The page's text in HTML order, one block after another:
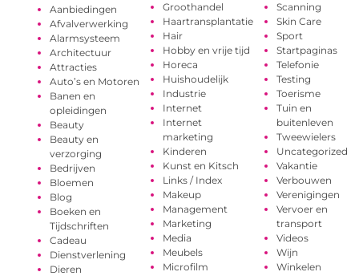
Aanbiedingen
Afvalverwerking
Alarmsysteem
Architectuur
Attracties
Auto’s en Motoren
Banen en
opleidingen
Beauty
Beauty en
verzorging
Bedrijven
Bloemen
Blog
Boeken en
Tijdschriften
Cadeau
Dienstverlening
Dieren
Groothandel
Haartransplantatie
Hair
Hobby en vrije tijd
Horeca
Huishoudelijk
Industrie
Internet
Internet
marketing
Kinderen
Kunst en Kitsch
Links / Index
Makeup
Management
Marketing
Media
Meubels
Microfilm
Scanning
Skin Care
Sport
Startpaginas
Telefonie
Testing
Toerisme
Tuin en
buitenleven
Tweewielers
Uncategorized
Vakantie
Verbouwen
Verenigingen
Vervoer en
transport
Videos
Wijn
Winkelen